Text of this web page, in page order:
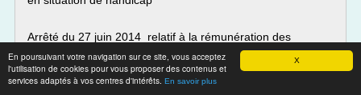
X
En poursuivant votre navigation sur ce site, vous acceptez
l'utilisation de cookies pour vous proposer des contenus et
services adaptés à vos centres d'intérêts. En savoir plus
Arrêté du 27 juin 2014 relatif à la rémunération des
accompagnants des élèves en situation de handicap...
Lire la suite